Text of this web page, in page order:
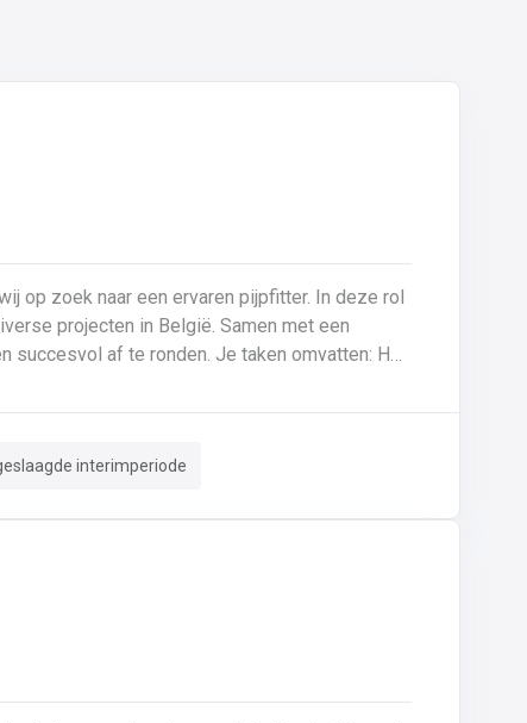
op zoek naar een ervaren pijpfitter. In deze rol
projecten in België. Samen met een
Je taken omvatten: Het
aan machines en installaties.Kritische
ISO-tekeningen en P&ID’s.Herstellingen en
interimperiode